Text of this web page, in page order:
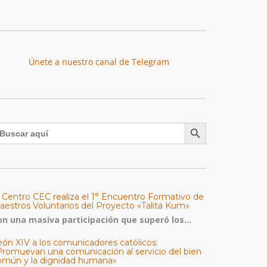
Únete a nuestro canal de Telegram
Botón de búsqueda
Centro CEC realiza el 1° Encuentro Formativo de
Voluntarios del Proyecto «Talita Kum»
una masiva participación que superó los...
XIV a los comunicadores católicos:
una comunicación al servicio del bien
y la dignidad humana»